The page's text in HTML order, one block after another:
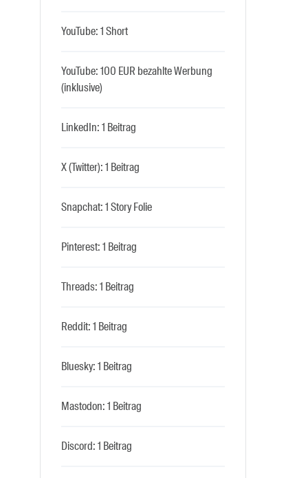
YouTube: 1 Short
YouTube: 100 EUR bezahlte Werbung
(inklusive)
LinkedIn: 1 Beitrag
X (Twitter): 1 Beitrag
Snapchat: 1 Story Folie
Pinterest: 1 Beitrag
Threads: 1 Beitrag
Reddit: 1 Beitrag
Bluesky: 1 Beitrag
Mastodon: 1 Beitrag
Discord: 1 Beitrag